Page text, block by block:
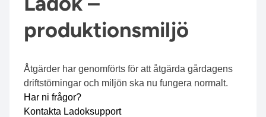
produktionsmiljö
Åtgärder har genomförts för att åtgärda gårdagens
driftstörningar och miljön ska nu fungera normalt.
Har ni frågor?
Kontakta Ladoksupport